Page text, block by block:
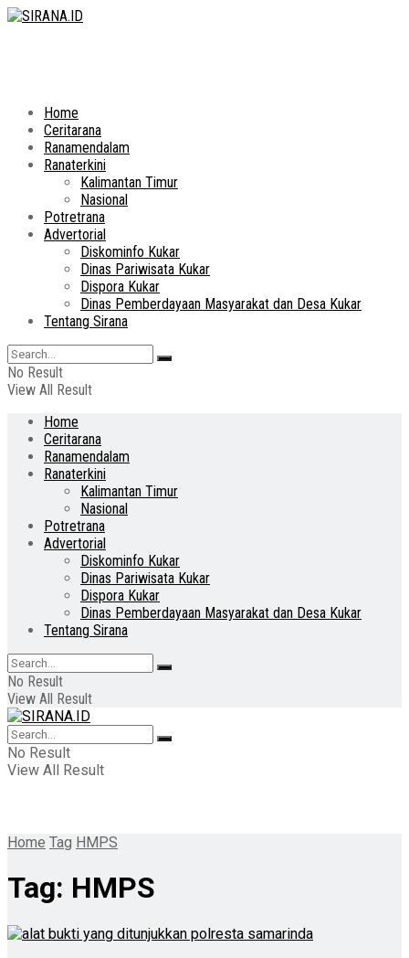
Home
Ceritarana
Ranamendalam
Ranaterkini
Kalimantan Timur
Nasional
Potretrana
Advertorial
Diskominfo Kukar
Dinas Pariwisata Kukar
Dispora Kukar
Dinas Pemberdayaan Masyarakat dan Desa Kukar
Tentang Sirana
No Result
View All Result
Home
Ceritarana
Ranamendalam
Ranaterkini
Kalimantan Timur
Nasional
Potretrana
Advertorial
Diskominfo Kukar
Dinas Pariwisata Kukar
Dispora Kukar
Dinas Pemberdayaan Masyarakat dan Desa Kukar
Tentang Sirana
No Result
View All Result
No Result
View All Result
Home Tag HMPS
Tag: HMPS